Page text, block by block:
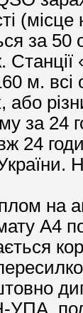
за
м.
або
за 24
24
на
А4
УПА,